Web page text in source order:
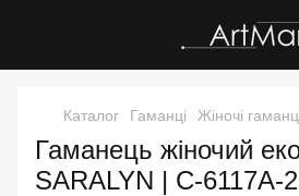
Каталог Гаманці Жіночі
Гаманець жіночий
SARALYN | C-6117A-2